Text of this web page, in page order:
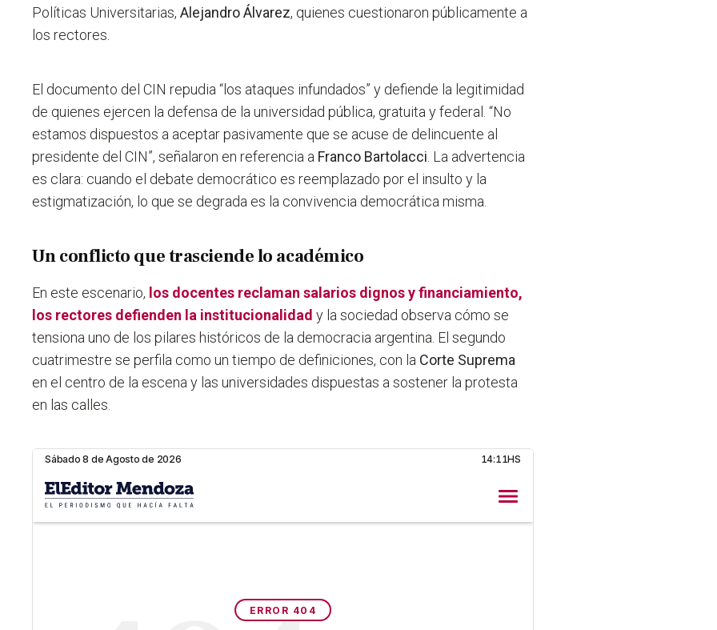
Políticas Universitarias,Alejandro Álvarez, quienes cuestionaron públicamente a
los rectores.
El documento del CIN repudia “los ataques infundados” y defiende la legitimidad
de quienes ejercen la defensa de la universidad pública, gratuita y federal. “No
estamos dispuestos a aceptar pasivamente que se acuse de delincuente al
presidente del CIN”, señalaron en referencia a Franco Bartolacci . La advertencia
es clara: cuando el debate democrático es reemplazado por el insulto y la
estigmatización, lo que se degrada es la convivencia democrática misma.
Un conflicto que trasciende lo académico
En este escenario, los docentes reclaman salarios dignos y financiamiento,
los rectores defienden la institucionalidad y la sociedad observa cómo se
tensiona uno de los pilares históricos de la democracia argentina. El segundo
cuatrimestre se perfila como un tiempo de definiciones, con la Corte Suprema
en el centro de la escena y las universidades dispuestas a sostener la protesta
en las calles.